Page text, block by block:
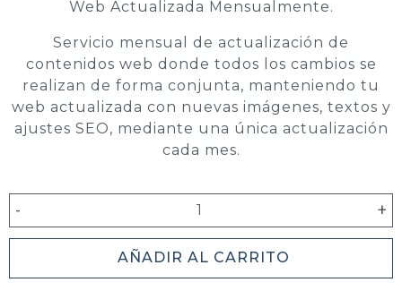
Web Actualizada Mensualmente.
Servicio mensual de actualización de
contenidos web donde todos los cambios se
realizan de forma conjunta, manteniendo tu
web actualizada con nuevas imágenes, textos y
ajustes SEO, mediante una única actualización
cada mes.
- +
AÑADIR AL CARRITO